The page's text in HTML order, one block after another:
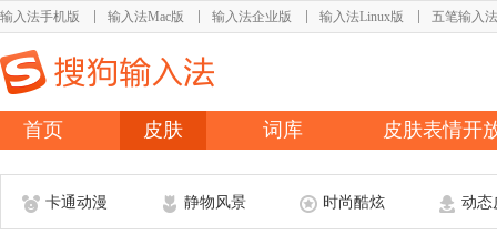
输入法手机版 输入法Mac版 输入法企业版 输入法Linux版 五笔输入法
首页 皮肤 词库 皮肤表情开
卡通动漫 静物风景 时尚酷炫 动态